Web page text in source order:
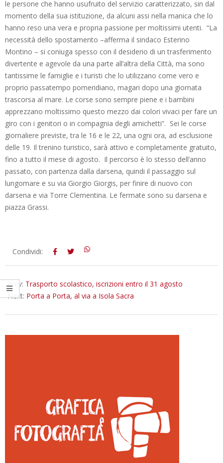
le persone che hanno usufruito del servizio caratterizzato, sin dal
momento della sua istituzione, da alcuni assi nella manica che lo
hanno reso una vera e propria passione per moltissimi utenti. “La
necessità dello spostamento –afferma il sindaco Esterino
Montino – si coniuga spesso con il desiderio di un trasferimento
divertente e agevole da una parte all’altra della Città, ma sono
tantissime le famiglie e i turisti che lo utilizzano come vero e
proprio passatempo pomeridiano, magari dopo una giornata
trascorsa al mare. Le corse sono sempre piene e i bambini
apprezzano moltissimo questo mezzo dai colori vivaci per fare un
giro con i genitori o in compagnia degli amichetti”. Sei le corse
giornaliere previste, tra le 16 e le 22, una ogni ora, ad esclusione
delle 19. Il trenino turistico, sarà attivo e completamente gratuito,
fino a tutto il mese di agosto. Il percorso è lo stesso dell’anno
passato, con partenza dalla darsena, quindi il passaggio sul
lungomare e su via Giorgio Giorgis, per finire di nuovo con
darsena e via Torre Clementina. Le fermate sono su darsena e
piazza Grassi.
2016-
Condividi:
Prev: Trasporto scolastico, iscrizioni entro il 31 agosto
Next: Porta a Porta, al via a Isola Sacra